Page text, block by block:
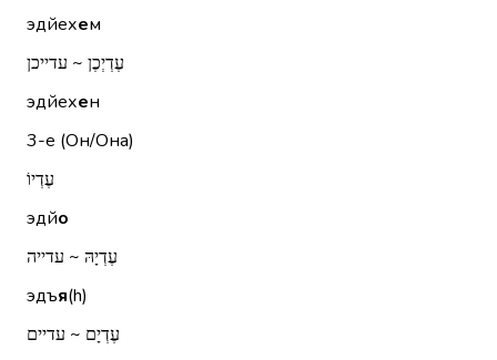
эдйехем
עֶדְיְכֶן ~ עדייכן
эдйехен
3-е (Он/Она)
עֶדְיוֹ
эдйо
עֶדְיָהּ ~ עדייה
эдъя(h)
עֶדְיָם ~ עדיים